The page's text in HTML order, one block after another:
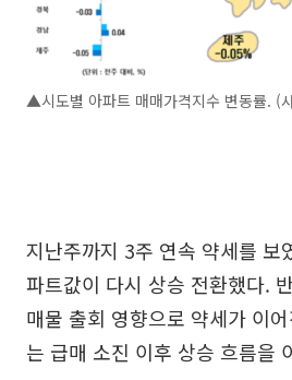
▲시도별 아파트 매매가격지수 변동률. (
지난주까지 3주 연속 약세를 보
파트값이 다시 상승 전환했다.
매물 출회 영향으로 약세가 이
는 급매 소진 이후 상승 흐름을